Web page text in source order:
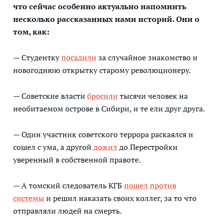
что сейчас особенно актуально напомнить
несколько рассказанных нами историй. Они о
том, как:
— Студенткупосадили за случайное знакомство и
новогоднюю открытку старому революционеру.
— Советские власти бросили тысячи человек на
необитаемом острове в Сибири, и те ели друг друга.
— Один участник советского террора раскаялся и
сошел с ума, а другой дожил до Перестройки
уверенный в собственной правоте.
— А томский следователь КГБ пошел против
системыи решил наказать своих коллег, за то что
отправляли людей на смерть.